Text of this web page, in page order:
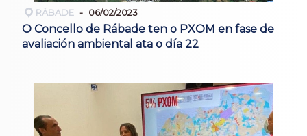
RÁBADE 06/02/2023
O Concello de Rábade ten o PXOM en fase de
avaliación ambiental ata o día 22